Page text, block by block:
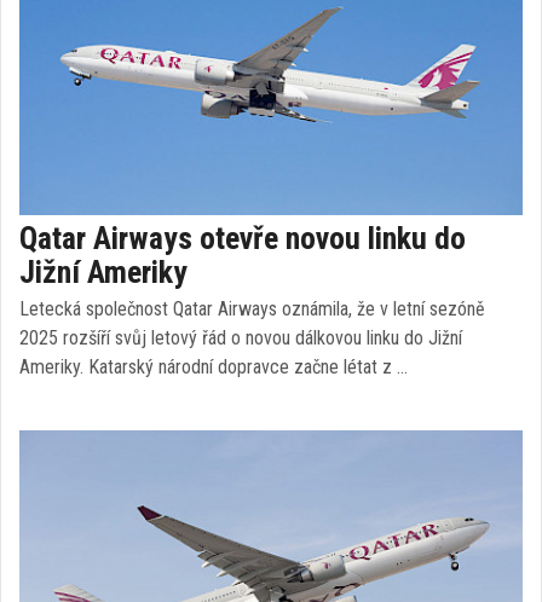
Qatar Airways otevře novou linku do
Jižní Ameriky
Letecká společnost Qatar Airways oznámila, že v letní sezóně
2025 rozšíří svůj letový řád o novou dálkovou linku do Jižní
Ameriky. Katarský národní dopravce začne létat z …